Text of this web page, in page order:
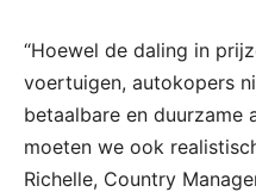
“Hoewel de daling in
voertuigen, autokopers
betaalbare en duurzame
moeten we ook
Richelle, Country